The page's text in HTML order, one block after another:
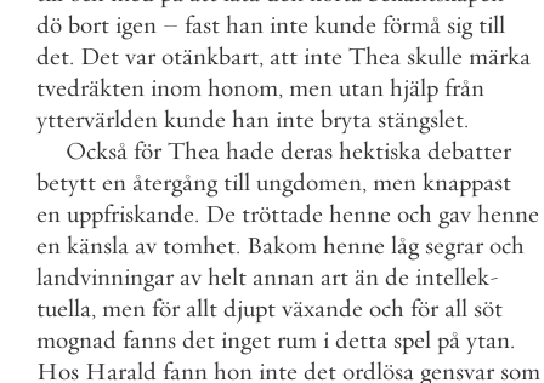
dö bort igen – fast han inte kunde förmå sig till
det. Det var otänkbart, att inte Thea skulle märka
tvedräkten inom honom, men utan hjälp från
yttervärlden kunde han inte bryta stängslet.
Också för Thea hade deras hektiska debatter
betytt en återgång till ungdomen, men knappast
en uppfriskande. De tröttade henne och gav henne
en känsla av tomhet. Bakom henne låg segrar och
landvinningar av helt annan art än de intellek-
tuella, men för allt djupt växande och för all söt
mognad fanns det inget rum i detta spel på ytan.
Hos Harald fann hon inte det ordlösa gensvar som